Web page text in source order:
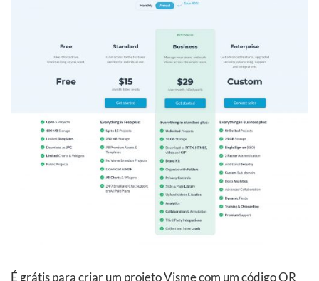
É grátis para criar um projeto Visme com um código QR